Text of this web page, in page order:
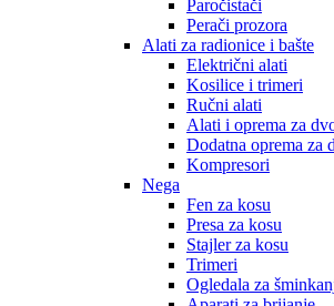
Paročistači
Perači prozora
Alati za radionice i bašte
Električni alati
Kosilice i trimeri
Ručni alati
Alati i oprema za
Dodatna oprema za
Kompresori
Nega
Fen za kosu
Presa za kosu
Stajler za kosu
Trimeri
Ogledala za